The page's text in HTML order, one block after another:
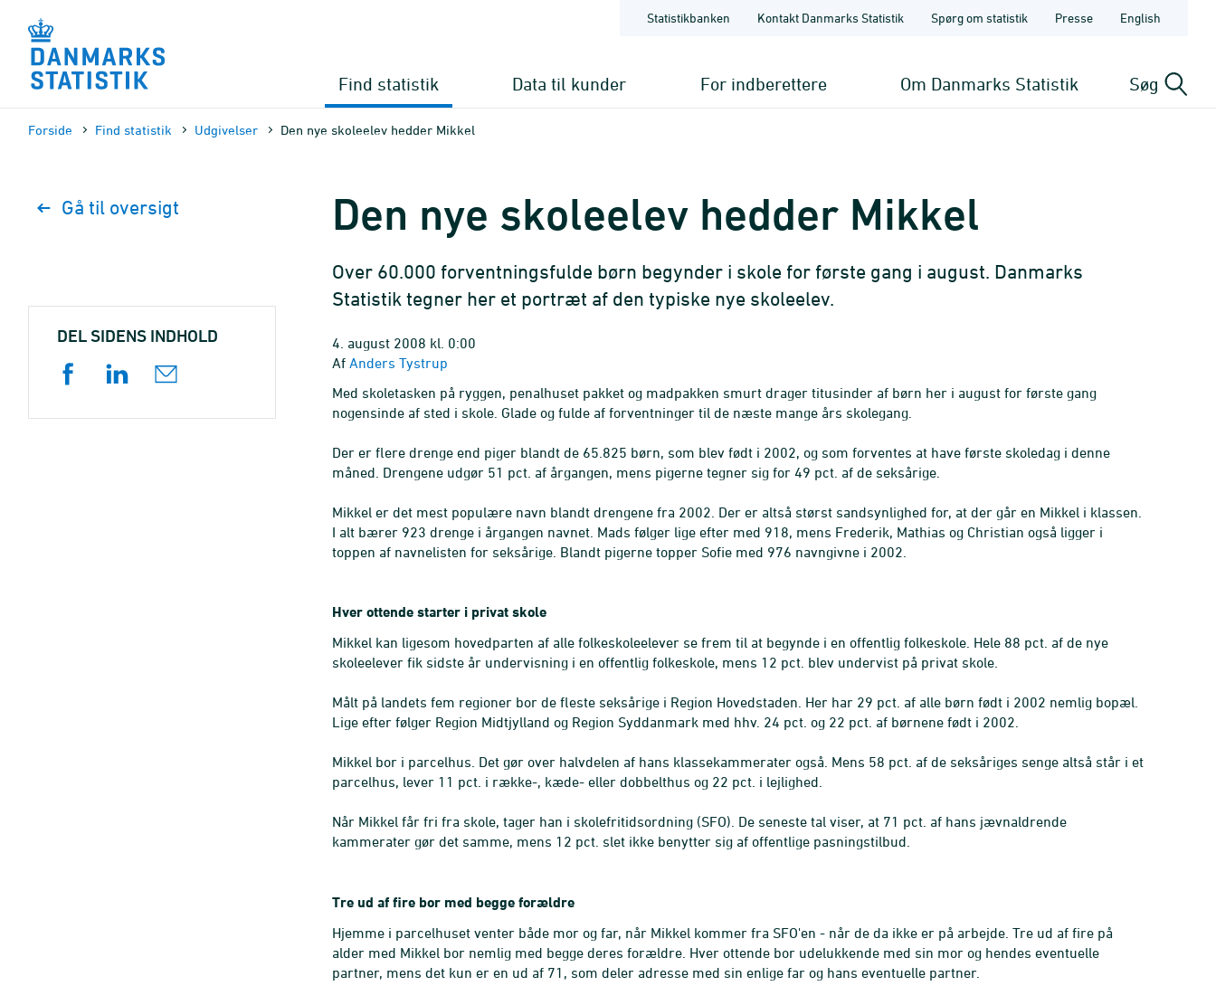
sidens
indhold
Statistikbanken Kontakt Danmarks Statistik Spørg om statistik Presse English
Find statistik Data til kunder For indberettere Om Danmarks Statistik Søg
Forside Find statistik Udgivelser Den nye skoleelev hedder Mikkel
Den nye skoleelev hedder Mikkel
Over 60.000 forventningsfulde børn begynder i skole for første gang i august. Danmarks
Statistik tegner her et portræt af den typiske nye skoleelev.
4. august 2008 kl. 0:00
Af Anders Tystrup
Med skoletasken på ryggen, penalhuset pakket og madpakken smurt drager titusinder af børn her i august for første gang
nogensinde af sted i skole. Glade og fulde af forventninger til de næste mange års skolegang.
Der er flere drenge end piger blandt de 65.825 børn, som blev født i 2002, og som forventes at have første skoledag i denne
måned. Drengene udgør 51 pct. af årgangen, mens pigerne tegner sig for 49 pct. af de seksårige.
Mikkel er det mest populære navn blandt drengene fra 2002. Der er altså størst sandsynlighed for, at der går en Mikkel i klassen.
I alt bærer 923 drenge i årgangen navnet. Mads følger lige efter med 918, mens Frederik, Mathias og Christian også ligger i
toppen af navnelisten for seksårige. Blandt pigerne topper Sofie med 976 navngivne i 2002.
Hver ottende starter i privat skole
Mikkel kan ligesom hovedparten af alle folkeskoleelever se frem til at begynde i en offentlig folkeskole. Hele 88 pct. af de nye
skoleelever fik sidste år undervisning i en offentlig folkeskole, mens 12 pct. blev undervist på privat skole.
Målt på landets fem regioner bor de fleste seksårige i Region Hovedstaden. Her har 29 pct. af alle børn født i 2002 nemlig bopæl.
Lige efter følger Region Midtjylland og Region Syddanmark med hhv. 24 pct. og 22 pct. af børnene født i 2002.
Mikkel bor i parcelhus. Det gør over halvdelen af hans klassekammerater også. Mens 58 pct. af de seksåriges senge altså står i et
parcelhus, lever 11 pct. i række-, kæde- eller dobbelthus og 22 pct. i lejlighed.
Når Mikkel får fri fra skole, tager han i skolefritidsordning (SFO). De seneste tal viser, at 71 pct. af hans jævnaldrende
kammerater gør det samme, mens 12 pct. slet ikke benytter sig af offentlige pasningstilbud.
Tre ud af fire bor med begge forældre
Hjemme i parcelhuset venter både mor og far, når Mikkel kommer fra SFO'en - når de da ikke er på arbejde. Tre ud af fire på
alder med Mikkel bor nemlig med begge deres forældre. Hver ottende bor udelukkende med sin mor og hendes eventuelle
partner, mens det kun er en ud af 71, som deler adresse med sin enlige far og hans eventuelle partner.
Gå til oversigt
DEL SIDENS INDHOLD